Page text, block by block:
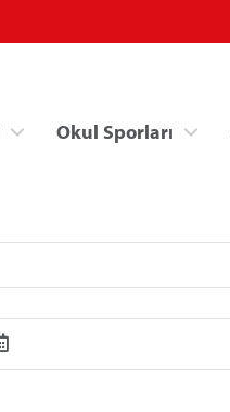
Okul Sporları